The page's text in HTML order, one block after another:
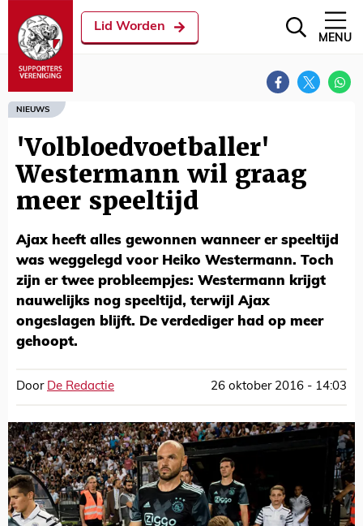
Lid Worden
MENU
NIEUWS
'Volbloedvoetballer'
Westermann wil graag
meer speeltijd
Ajax heeft alles gewonnen wanneer er speeltijd
was weggelegd voor Heiko Westermann. Toch
zijn er twee probleempjes: Westermann krijgt
nauwelijks nog speeltijd, terwijl Ajax
ongeslagen blijft. De verdediger had op meer
gehoopt.
Door De Redactie 26 oktober 2016 - 14:03